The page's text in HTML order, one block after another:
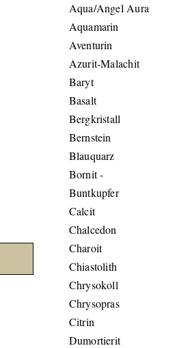
Aqua/Angel Aura
Aquamarin
Aventurin
Azurit-Malachit
Baryt
Basalt
Bergkristall
Bernstein
Blauquarz
Bornit -
Buntkupfer
Calcit
Chalcedon
Charoit
Chiastolith
Chrysokoll
Chrysopras
Citrin
Dumortierit